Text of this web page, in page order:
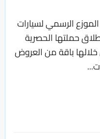
الرسمي لسيارات
حملتها الحصرية
باقة من العروض